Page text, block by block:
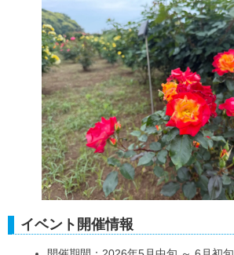
イベント開催情報